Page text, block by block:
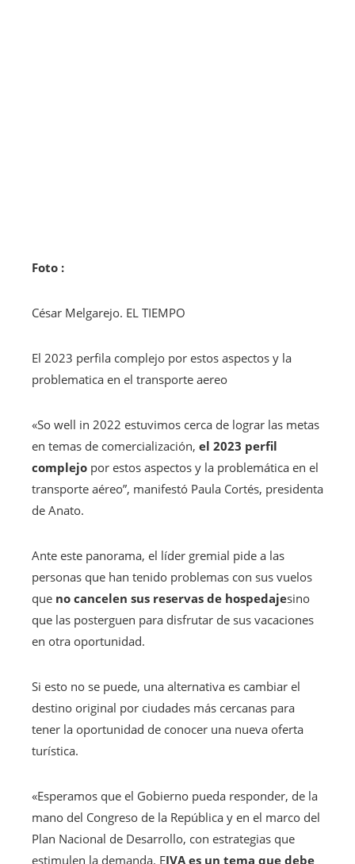
Foto :
César Melgarejo. EL TIEMPO
El 2023 perfila complejo por estos aspectos y la
problematica en el transporte aereo
«So well in 2022 estuvimos cerca de lograr las metas
en temas de comercialización, el 2023 perfil
complejo por estos aspectos y la problemática en el
transporte aéreo”, manifestó Paula Cortés, presidenta
de Anato.
Ante este panorama, el líder gremial pide a las
personas que han tenido problemas con sus vuelos
que no cancelen sus reservas de hospedajesino
que las posterguen para disfrutar de sus vacaciones
en otra oportunidad.
Si esto no se puede, una alternativa es cambiar el
destino original por ciudades más cercanas para
tener la oportunidad de conocer una nueva oferta
turística.
«Esperamos que el Gobierno pueda responder, de la
mano del Congreso de la República y en el marco del
Plan Nacional de Desarrollo, con estrategias que
estimulen la demanda. EIVA es un tema que debe